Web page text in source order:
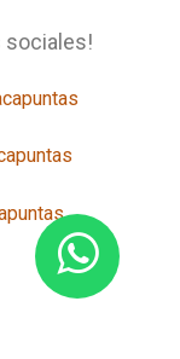
sociales!